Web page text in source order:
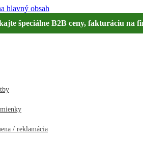
hlavný obsah
špeciálne B2B ceny, fakturáciu
/ reklamácia